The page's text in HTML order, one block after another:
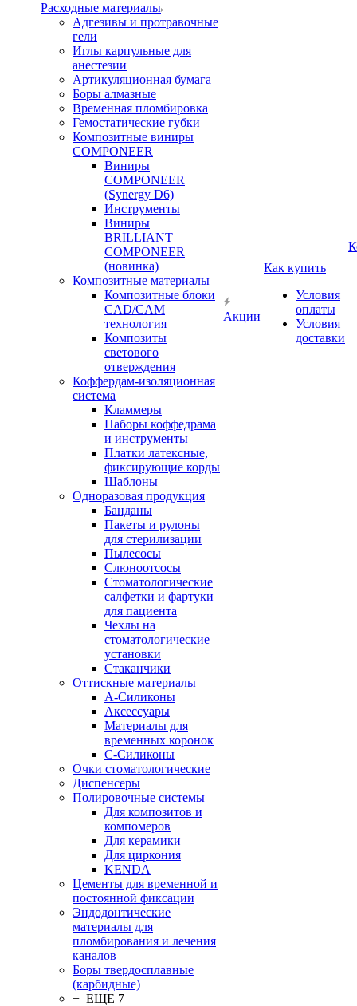
Расходные материалы
Адгезивы и протравочные
гели
Иглы карпульные для
анестезии
Артикуляционная бумага
Боры алмазные
Временная пломбировка
Гемостатические губки
Композитные виниры
COMPONEER
Виниры
COMPONEER
(Synergy D6)
Инструменты
Виниры
BRILLIANT
COMPONEER
(новинка)
Композитные материалы
Композитные блоки
CAD/СAM
технология
Композиты
светового
отверждения
Коффердам-изоляционная
система
Кламмеры
Наборы коффедрама
и инструменты
Платки латексные,
фиксирующие корды
Шаблоны
Одноразовая продукция
Банданы
Пакеты и рулоны
для стерилизации
Пылесосы
Слюноотсосы
Стоматологические
салфетки и фартуки
для пациента
Чехлы на
стоматологические
установки
Стаканчики
Оттискные материалы
А-Силиконы
Аксессуары
Материалы для
временных коронок
С-Силиконы
Очки стоматологические
Диспенсеры
Полировочные системы
Для композитов и
компомеров
Для керамики
Для циркония
KENDA
Цементы для временной и
постоянной фиксации
Эндодонтические
материалы для
пломбирования и лечения
каналов
Боры твердосплавные
(карбидные)
+ ЕЩЕ 7
Акции
Как купить
Условия
оплаты
Условия
доставки